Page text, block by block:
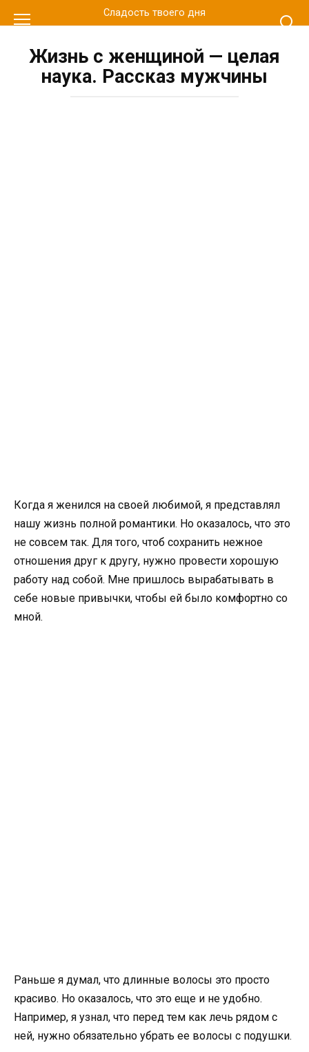
к
Сладость твоего дня
Жизнь с женщиной — целая
наука. Рассказ мужчины
Когда я женился на своей любимой, я представлял
нашу жизнь полной романтики. Но оказалось, что это
не совсем так. Для того, чтоб сохранить нежное
отношения друг к другу, нужно провести хорошую
работу над собой. Мне пришлось вырабатывать в
себе новые привычки, чтобы ей было комфортно со
мной.
Раньше я думал, что длинные волосы это просто
красиво. Но оказалось, что это еще и не удобно.
Например, я узнал, что перед тем как лечь рядом с
ней, нужно обязательно убрать ее волосы с подушки.